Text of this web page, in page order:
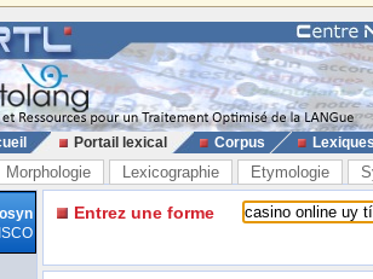
Portail lexical Corpus
Morphologie Lexicographie Etymologie
Entrez une forme